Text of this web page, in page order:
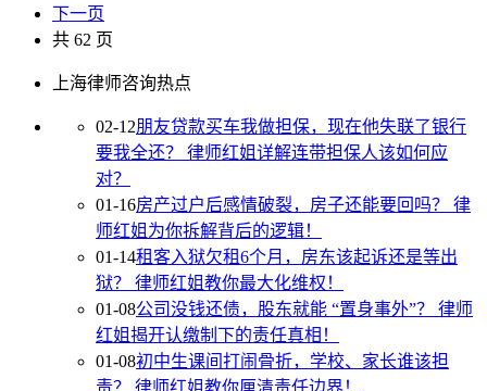
下一页
共 62 页
上海律师咨询热点
02-12朋友贷款买车我做担保，现在他失联了银行
要我全还？ 律师红姐详解连带担保人该如何应
对？
01-16房产过户后感情破裂，房子还能要回吗？ 律
师红姐为你拆解背后的逻辑！
01-14租客入狱欠租6个月，房东该起诉还是等出
狱？ 律师红姐教你最大化维权！
01-08公司没钱还债，股东就能 “置身事外”？ 律师
红姐揭开认缴制下的责任真相！
01-08初中生课间打闹骨折，学校、家长谁该担